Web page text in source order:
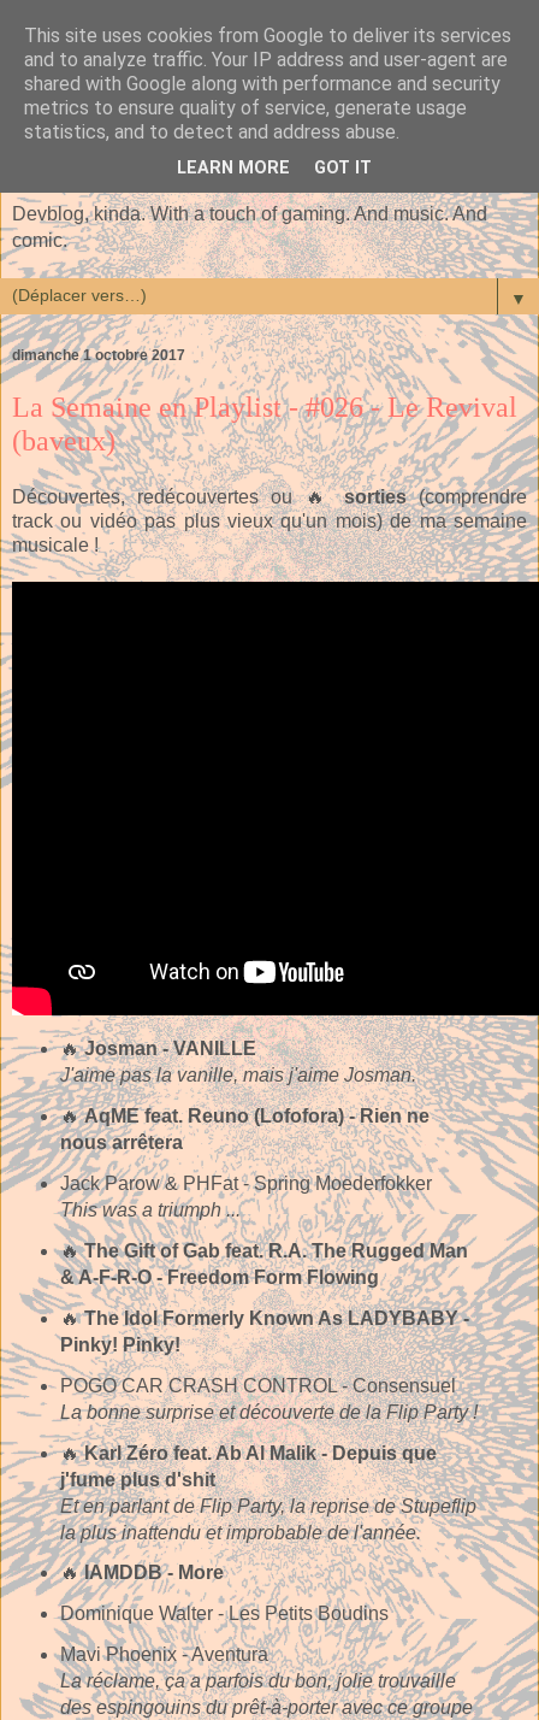
Devblog, kinda. With a touch of gaming. And music. And
comic.
▼
dimanche 1 octobre 2017
La Semaine en Playlist - #026 - Le Revival
(baveux)
Découvertes, redécouvertes ou 🔥sorties(comprendre
track ou vidéo pas plus vieux qu'un mois) de ma semaine
musicale !
🔥Josman - VANILLE
J'aime pas la vanille, mais j'aime Josman.
🔥AqME feat. Reuno (Lofofora) - Rien ne
nous arrêtera
Jack Parow & PHFat - Spring Moederfokker
This was a triumph ...
🔥The Gift of Gab feat. R.A. The Rugged Man
& A-F-R-O - Freedom Form Flowing
🔥The Idol Formerly Known As LADYBABY -
Pinky! Pinky!
POGO CAR CRASH CONTROL - Consensuel
La bonne surprise et découverte de la Flip Party !
🔥Karl Zéro feat. Ab Al Malik - Depuis que
j'fume plus d'shit
Et en parlant de Flip Party, la reprise de Stupeflip
la plus inattendu et improbable de l'année.
🔥IAMDDB - More
Dominique Walter - Les Petits Boudins
Mavi Phoenix - Aventura
La réclame, ça a parfois du bon, jolie trouvaille
des espingouins du prêt-à-porter avec ce groupe
This site uses cookies from Google to deliver its services
and to analyze traffic. Your IP address and user-agent are
shared with Google along with performance and security
metrics to ensure quality of service, generate usage
statistics, and to detect and address abuse.
LEARN MORE GOT IT